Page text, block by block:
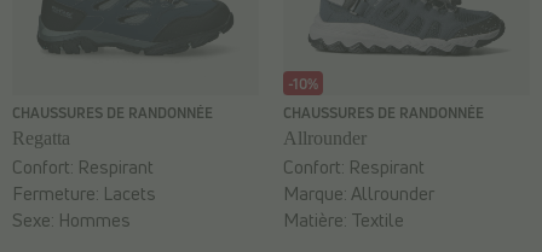
CHAUSSURES DE RANDONNÉE
Regatta
Confort: Respirant
Fermeture: Lacets
Sexe: Hommes
-10%
CHAUSSURES DE RANDONNÉE
Allrounder
Confort: Respirant
Marque:Allrounder
Matière: Textile